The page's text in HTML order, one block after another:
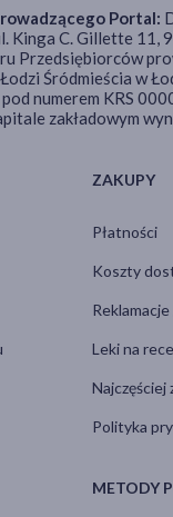
ZAKUPY
Płatności
Koszty
Leki na
Najczęściej
Polityka
METODY
Portal:
Kinga C. Gillette 11,
Przedsiębiorców
Śródmieścia w
numerem KRS
zakładowym